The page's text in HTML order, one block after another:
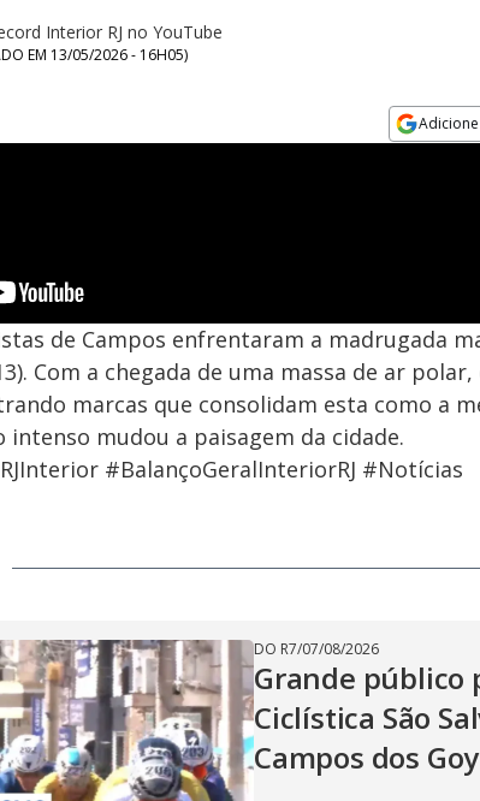
Interior RJ no YouTube
EM 13/05/2026 - 16H05)
de Campos enfrentaram a madrugada
Com a chegada de uma massa de ar
marcas que consolidam esta como a
intenso mudou a paisagem da cidade.
#BalançoGeralInteriorRJ #Notícias
DO R7/07/08/2026
Grande público
Ciclística São
Campos dos